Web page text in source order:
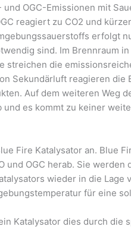
OGC-Emissionen mit
reagiert zu CO2 und
erfolgt
sind. Im Brennraum
streichen die
Sekundärluft reagieren
Auf dem weiteren Weg
und es kommt zu keiner
Fire Katalysator an. Blue
und OGC herab. Sie
wieder in die
für eine
Katalysator dies durch die